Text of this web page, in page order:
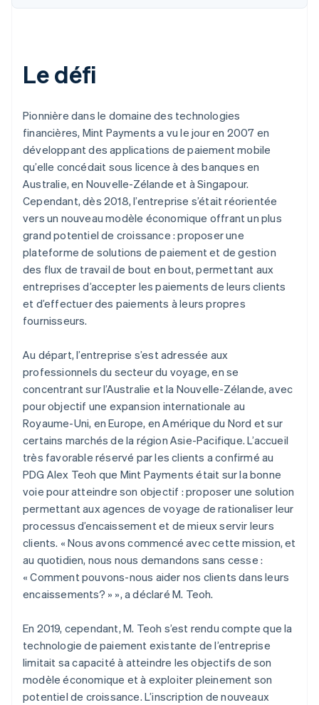
Le défi
Pionnière dans le domaine des technologies
financières, Mint Payments a vu le jour en 2007 en
développant des applications de paiement mobile
qu’elle concédait sous licence à des banques en
Australie, en Nouvelle-Zélande et à Singapour.
Cependant, dès 2018, l’entreprise s’était réorientée
vers un nouveau modèle économique offrant un plus
grand potentiel de croissance : proposer une
plateforme de solutions de paiement et de gestion
des flux de travail de bout en bout, permettant aux
entreprises d’accepter les paiements de leurs clients
et d’effectuer des paiements à leurs propres
fournisseurs.
Au départ, l’entreprise s’est adressée aux
professionnels du secteur du voyage, en se
concentrant sur l’Australie et la Nouvelle-Zélande, avec
pour objectif une expansion internationale au
Royaume-Uni, en Europe, en Amérique du Nord et sur
certains marchés de la région Asie-Pacifique. L’accueil
très favorable réservé par les clients a confirmé au
PDG Alex Teoh que Mint Payments était sur la bonne
voie pour atteindre son objectif : proposer une solution
permettant aux agences de voyage de rationaliser leur
processus d’encaissement et de mieux servir leurs
clients. « Nous avons commencé avec cette mission, et
au quotidien, nous nous demandons sans cesse :
« Comment pouvons-nous aider nos clients dans leurs
encaissements? » », a déclaré M. Teoh.
En 2019, cependant, M. Teoh s’est rendu compte que la
technologie de paiement existante de l’entreprise
limitait sa capacité à atteindre les objectifs de son
modèle économique et à exploiter pleinement son
potentiel de croissance. L’inscription de nouveaux